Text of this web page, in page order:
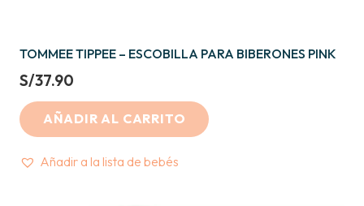
TOMMEE TIPPEE – ESCOBILLA PARA BIBERONES PINK
S/37.90
AÑADIR AL CARRITO
Añadir a la lista de bebés